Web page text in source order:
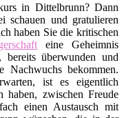
in Dittelbrunn? Dann
schauen und gratulieren
haben Sie die kritischen
eine Geheimnis
überwunden und
Nachwuchs bekommen.
ist es eigentlich
haben, zwischen Freude
einen Austausch mit